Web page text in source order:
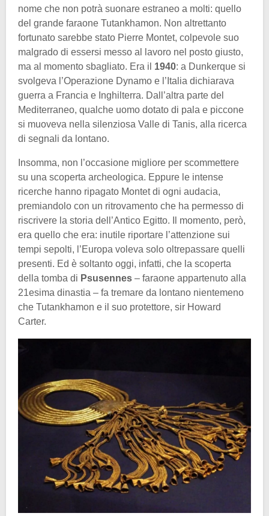
nome che non potrà suonare estraneo a molti: quello
del grande faraone Tutankhamon. Non altrettanto
fortunato sarebbe stato Pierre Montet, colpevole suo
malgrado di essersi messo al lavoro nel posto giusto,
ma al momento sbagliato. Era il 1940: a Dunkerque si
svolgeva l’Operazione Dynamo e l’Italia dichiarava
guerra a Francia e Inghilterra. Dall’altra parte del
Mediterraneo, qualche uomo dotato di pala e piccone
si muoveva nella silenziosa Valle di Tanis, alla ricerca
di segnali da lontano.
Insomma, non l’occasione migliore per scommettere
su una scoperta archeologica. Eppure le intense
ricerche hanno ripagato Montet di ogni audacia,
premiandolo con un ritrovamento che ha permesso di
riscrivere la storia dell’Antico Egitto. Il momento, però,
era quello che era: inutile riportare l’attenzione sui
tempi sepolti, l’Europa voleva solo oltrepassare quelli
presenti. Ed è soltanto oggi, infatti, che la scoperta
della tomba di Psusennes – faraone appartenuto alla
21esima dinastia – fa tremare da lontano nientemeno
che Tutankhamon e il suo protettore, sir Howard
Carter.